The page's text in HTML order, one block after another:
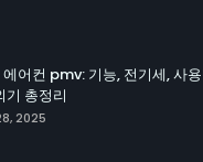
어컨 pmv: 기능, 전기세, 사
기 총정리
2025